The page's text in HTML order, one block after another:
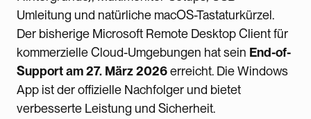
Umleitung und natürliche macOS-Tastaturkürzel.
Der bisherige Microsoft Remote Desktop Client für
kommerzielle Cloud-Umgebungen hat sein End-of-
Support am 27. März 2026erreicht. Die Windows
App ist der offizielle Nachfolger und bietet
verbesserte Leistung und Sicherheit.